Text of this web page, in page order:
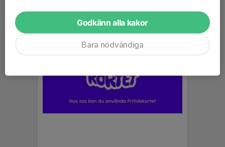
Godkänn alla kakor
Bara nödvändiga